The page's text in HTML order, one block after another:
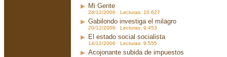
Mi Gente
24/12/2006 Lecturas: 10.627
Gabilondo investiga el milagro
20/12/2006 Lecturas: 9.453
El estado social socialista
14/12/2006 Lecturas: 9.555
Acojonante subida de impuestos